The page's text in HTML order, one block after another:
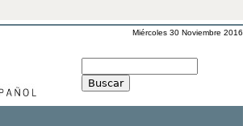
Miércoles 30 Noviembre 2016